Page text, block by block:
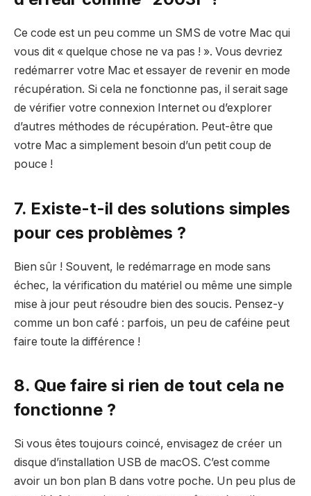
Ce code est un peu comme un SMS de votre Mac qui
vous dit « quelque chose ne va pas ! ». Vous devriez
redémarrer votre Mac et essayer de revenir en mode
récupération. Si cela ne fonctionne pas, il serait sage
de vérifier votre connexion Internet ou d’explorer
d’autres méthodes de récupération. Peut-être que
votre Mac a simplement besoin d’un petit coup de
pouce !
7. Existe-t-il des solutions simples
pour ces problèmes ?
Bien sûr ! Souvent, le redémarrage en mode sans
échec, la vérification du matériel ou même une simple
mise à jour peut résoudre bien des soucis. Pensez-y
comme un bon café : parfois, un peu de caféine peut
faire toute la différence !
8. Que faire si rien de tout cela ne
fonctionne ?
Si vous êtes toujours coincé, envisagez de créer un
disque d’installation USB de macOS. C’est comme
avoir un bon plan B dans votre poche. Un peu plus de